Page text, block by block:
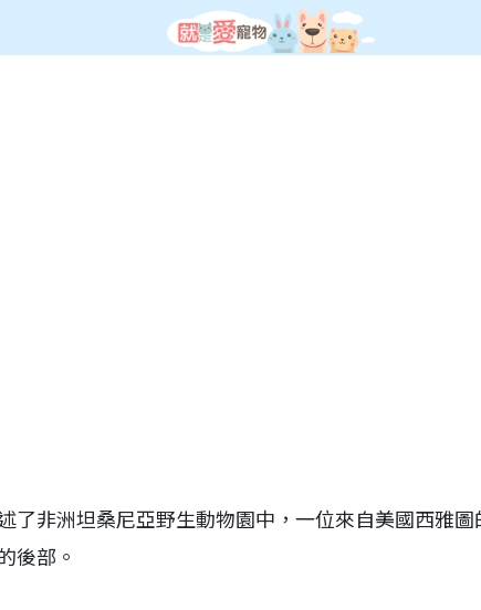
非洲坦桑尼亞野生動物園中，一位來自美國西雅
後部。